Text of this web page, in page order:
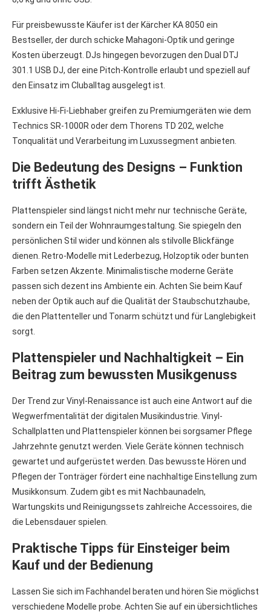
Für preisbewusste Käufer ist der Kärcher KA 8050 ein
Bestseller, der durch schicke Mahagoni-Optik und geringe
Kosten überzeugt. DJs hingegen bevorzugen den Dual DTJ
301.1 USB DJ, der eine Pitch-Kontrolle erlaubt und speziell auf
den Einsatz im Cluballtag ausgelegt ist.
Exklusive Hi-Fi-Liebhaber greifen zu Premiumgeräten wie dem
Technics SR-1000R oder dem Thorens TD 202, welche
Tonqualität und Verarbeitung im Luxussegment anbieten.
Die Bedeutung des Designs – Funktion
trifft Ästhetik
Plattenspieler sind längst nicht mehr nur technische Geräte,
sondern ein Teil der Wohnraumgestaltung. Sie spiegeln den
persönlichen Stil wider und können als stilvolle Blickfänge
dienen. Retro-Modelle mit Lederbezug, Holzoptik oder bunten
Farben setzen Akzente. Minimalistische moderne Geräte
passen sich dezent ins Ambiente ein. Achten Sie beim Kauf
neben der Optik auch auf die Qualität der Staubschutzhaube,
die den Plattenteller und Tonarm schützt und für Langlebigkeit
sorgt.
Plattenspieler und Nachhaltigkeit – Ein
Beitrag zum bewussten Musikgenuss
Der Trend zur Vinyl-Renaissance ist auch eine Antwort auf die
Wegwerfmentalität der digitalen Musikindustrie. Vinyl-
Schallplatten und Plattenspieler können bei sorgsamer Pflege
Jahrzehnte genutzt werden. Viele Geräte können technisch
gewartet und aufgerüstet werden. Das bewusste Hören und
Pflegen der Tonträger fördert eine nachhaltige Einstellung zum
Musikkonsum. Zudem gibt es mit Nachbaunadeln,
Wartungskits und Reinigungssets zahlreiche Accessoires, die
die Lebensdauer spielen.
Praktische Tipps für Einsteiger beim
Kauf und der Bedienung
Lassen Sie sich im Fachhandel beraten und hören Sie möglichst
verschiedene Modelle probe. Achten Sie auf ein übersichtliches